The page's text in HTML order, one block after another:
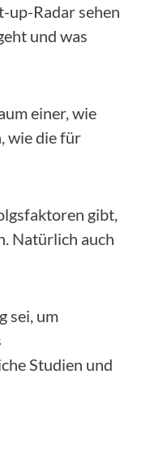
up-Radar sehen
und was
einer, wie
wie die für
gibt,
Natürlich auch
sei, um
Studien und